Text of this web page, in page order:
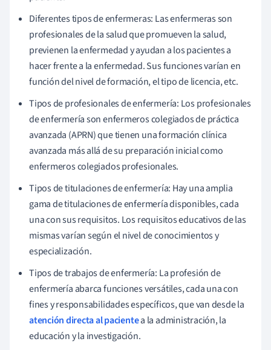
Diferentes tipos de enfermeras: Las enfermeras son
profesionales de la salud que promueven la salud,
previenen la enfermedad y ayudan a los pacientes a
hacer frente a la enfermedad. Sus funciones varían en
función del nivel de formación, el tipo de licencia, etc.
Tipos de profesionales de enfermería: Los profesionales
de enfermería son enfermeros colegiados de práctica
avanzada (APRN) que tienen una formación clínica
avanzada más allá de su preparación inicial como
enfermeros colegiados profesionales.
Tipos de titulaciones de enfermería: Hay una amplia
gama de titulaciones de enfermería disponibles, cada
una con sus requisitos. Los requisitos educativos de las
mismas varían según el nivel de conocimientos y
especialización.
Tipos de trabajos de enfermería: La profesión de
enfermería abarca funciones versátiles, cada una con
fines y responsabilidades específicos, que van desde la
atención directa al pacientea la administración, la
educación y la investigación.